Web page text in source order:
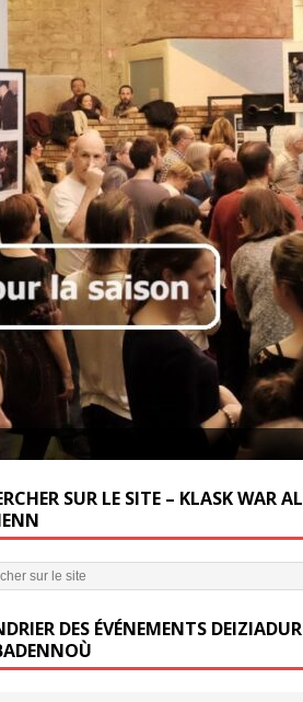
SUR LE SITE – KLASK WAR AL
DES ÉVÉNEMENTS DEIZIADUR